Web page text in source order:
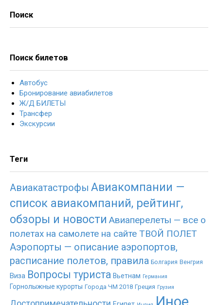
Поиск
Поиск билетов
Автобус
Бронирование авиабилетов
Ж/Д БИЛЕТЫ
Трансфер
Экскурсии
Теги
Авиакатастрофы Авиакомпании —
список авиакомпаний, рейтинг,
обзоры и новости Авиаперелеты — все о
полетах на самолете на сайте ТВОЙ ПОЛЕТ
Аэропорты — описание аэропортов,
расписание полетов, правила Болгария Венгрия
Виза Вопросы туриста Вьетнам Германия
Горнолыжные курорты Города ЧМ 2018 Греция Грузия
Иное